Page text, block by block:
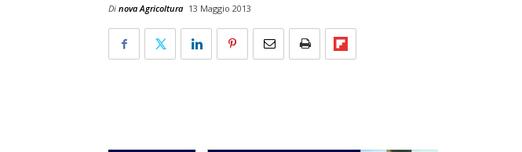
Di nova Agricoltura 13 Maggio 2013